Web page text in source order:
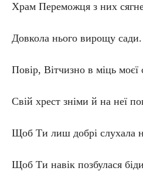
Храм Переможця з них
Довкола нього вирощу сади.
Повір, Вітчизно в міць моєї
Свій хрест зніми й на неї
Щоб Ти лиш добрі слухала
Щоб Ти навік позбулася